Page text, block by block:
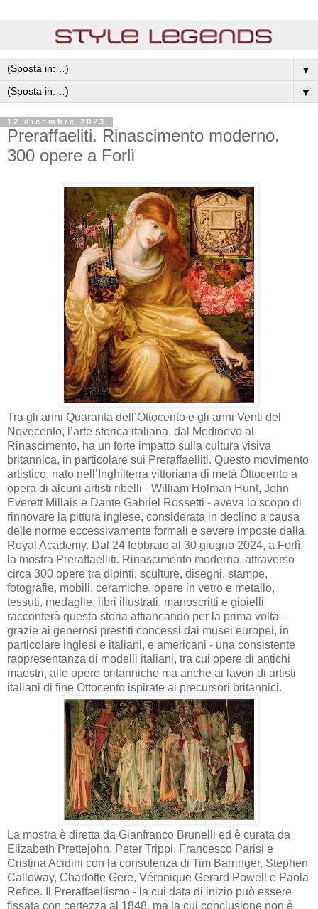
▼
▼
12 dicembre 2023
Preraffaeliti. Rinascimento moderno.
300 opere a Forlì
Tra gli anni Quaranta dell’Ottocento e gli anni Venti del
Novecento, l’arte storica italiana, dal Medioevo al
Rinascimento, ha un forte impatto sulla cultura visiva
britannica, in particolare sui Preraffaelliti. Questo movimento
artistico, nato nell’Inghilterra vittoriana di metà Ottocento a
opera di alcuni artisti ribelli - William Holman Hunt, John
Everett Millais e Dante Gabriel Rossetti - aveva lo scopo di
rinnovare la pittura inglese, considerata in declino a causa
delle norme eccessivamente formali e severe imposte dalla
Royal Academy. Dal 24 febbraio al 30 giugno 2024, a Forlì,
la mostra Preraffaelliti. Rinascimento moderno, attraverso
circa 300 opere tra dipinti, sculture, disegni, stampe,
fotografie, mobili, ceramiche, opere in vetro e metallo,
tessuti, medaglie, libri illustrati, manoscritti e gioielli
racconterà questa storia affiancando per la prima volta -
grazie ai generosi prestiti concessi dai musei europei, in
particolare inglesi e italiani, e americani - una consistente
rappresentanza di modelli italiani, tra cui opere di antichi
maestri, alle opere britanniche ma anche ai lavori di artisti
italiani di fine Ottocento ispirate ai precursori britannici.
La mostra è diretta da Gianfranco Brunelli ed è curata da
Elizabeth Prettejohn, Peter Trippi, Francesco Parisi e
Cristina Acidini con la consulenza di Tim Barringer, Stephen
Calloway, Charlotte Gere, Véronique Gerard Powell e Paola
Refice.
Il Preraffaellismo - la cui data di inizio può essere
fissata con certezza al 1848, ma la cui conclusione non è